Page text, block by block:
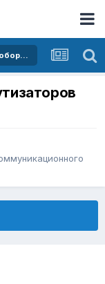
Покупка и продажа телекоммуникационного оборудования